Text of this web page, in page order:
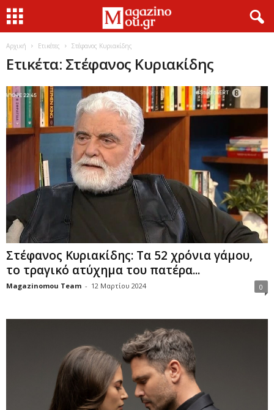
Αρχική Ετικέτες Στέφανος Κυριακίδης
Ετικέτα: Στέφανος Κυριακίδης
Στέφανος Κυριακίδης: Τα 52 χρόνια γάμου,
το τραγικό ατύχημα του πατέρα...
Magazinomou Team - 12 Μαρτίου 2024 0